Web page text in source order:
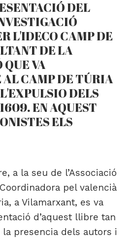
DEL
L'IDECO CAMP DE
DE LA
VA
AL CAMP DE TÚRIA
DELS
EN AQUEST
ELS
a la seu de l’Associació
pel valencià
a Vilamarxant, es va
d’aquest llibre tan
presencia dels autors i